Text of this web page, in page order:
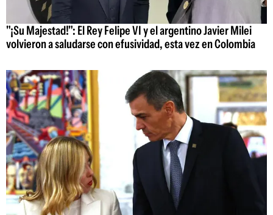
"¡Su Majestad!": El Rey Felipe VI y el argentino Javier Milei
volvieron a saludarse con efusividad, esta vez en Colombia